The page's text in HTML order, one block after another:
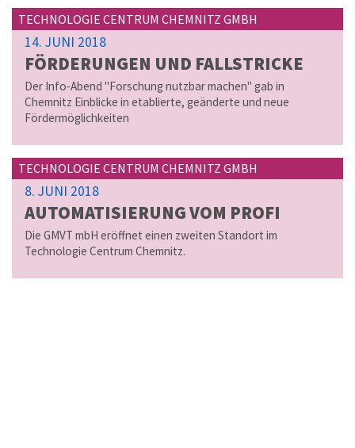
TECHNOLOGIE CENTRUM CHEMNITZ GMBH
14. JUNI 2018
FÖR­DE­RUN­GEN UND FALL­STRI­CKE
Der Info-Abend "Forschung nutzbar machen" gab in
Chemnitz Einblicke in etablierte, geänderte und neue
Fördermöglichkeiten
TECHNOLOGIE CENTRUM CHEMNITZ GMBH
8. JUNI 2018
AU­TO­MA­TI­SIE­RUNG VOM PROFI
Die GMVT mbH eröffnet einen zweiten Standort im
Technologie Centrum Chemnitz.